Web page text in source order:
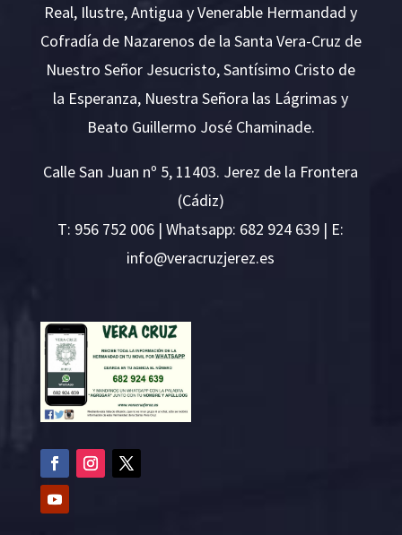
Real, Ilustre, Antigua y Venerable Hermandad y
Cofradía de Nazarenos de la Santa Vera-Cruz de
Nuestro Señor Jesucristo, Santísimo Cristo de
la Esperanza, Nuestra Señora las Lágrimas y
Beato Guillermo José Chaminade.
Calle San Juan nº 5, 11403. Jerez de la Frontera
(Cádiz)
T: 956 752 006 | Whatsapp: 682 924 639 | E:
se.ze
rejzu
rcare
v@ofn
i